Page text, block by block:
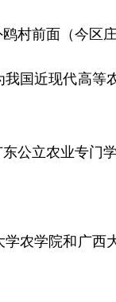
村前面（今区
国近现代高
公立农业专门
农学院和广